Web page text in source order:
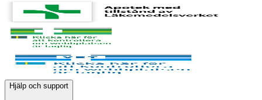
Hjälp och support